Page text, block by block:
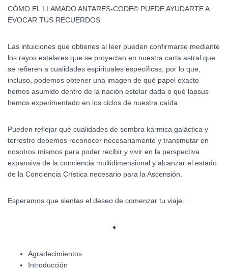
CÓMO EL LLAMADO ANTARES-CODE© PUEDE AYUDARTE A
EVOCAR TUS RECUERDOS
Las intuiciones que obtienes al leer pueden confirmarse mediante
los rayos estelares que se proyectan en nuestra carta astral que
se refieren a cualidades espirituales específicas, por lo que,
incluso, podemos obtener una imagen de qué papel exacto
hemos asumido dentro de la nación estelar dada o qué lapsus
hemos experimentado en los ciclos de nuestra caída.
Pueden reflejar qué cualidades de sombra kármica galáctica y
terrestre debemos reconocer necesariamente y transmutar en
nosotros mismos para poder recibir y vivir en la perspectiva
expansiva de la conciencia multidimensional y alcanzar el estado
de la Conciencia Crística necesario para la Ascensión.
Esperamos que sientas el deseo de comenzar tu viaje…
♦
Agradecimientos
Introducción